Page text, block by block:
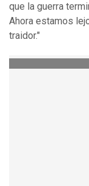
que la guerra
Ahora estamos
traidor."